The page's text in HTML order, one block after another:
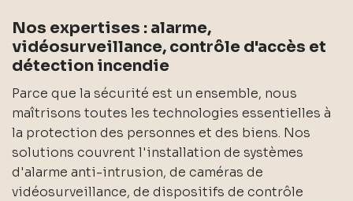
Nos expertises : alarme,
vidéosurveillance, contrôle d'accès et
détection incendie
Parce que la sécurité est un ensemble, nous
maîtrisons toutes les technologies essentielles à
la protection des personnes et des biens. Nos
solutions couvrent l'installation de systèmes
d'alarme anti-intrusion, de caméras de
vidéosurveillance, de dispositifs de contrôle